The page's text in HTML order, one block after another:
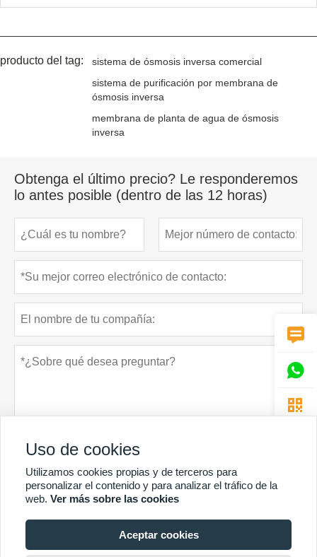
producto del tag:
sistema de ósmosis inversa comercial
sistema de purificación por membrana de
ósmosis inversa
membrana de planta de agua de ósmosis
inversa
Obtenga el último precio? Le responderemos
lo antes posible (dentro de las 12 horas)
presentar Política de privacidad



Uso de cookies
Utilizamos cookies propias y de terceros para
personalizar el contenido y para analizar el tráfico de la
web. Ver más sobre las cookies
Aceptar cookies